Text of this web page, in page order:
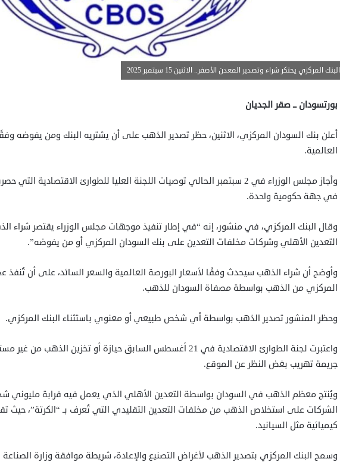
البنك المركزي يحتكر شراء وتصدير المعدن الأصفر.. الاثنين 15 سبتمبر 2025
بورتسودان ــ صقر الجديان
أعلن بنك السودان المركزي، الاثنين، حظر تصدير الذهب على أن يشتريه البنك ومن يفوضه
العالمية.
وأجاز مجلس الوزراء في 2 سبتمبر الحالي توصيات اللجنة العليا للطوارئ
في جهة حكومية واحدة.
وقال البنك المركزي، في منشور، إنه “في إطار تنفيذ موجهات مجلس الوزراء يقتصر شراء
التعدين الأهلي وشركات مخلفات التعدين على بنك السودان المركزي أو من يفوضه”.
وأوضح أن شراء الذهب سيحدث وفقًا لأسعار البورصة العالمية والسعر السائد، على أن تُنفذ
المركزي من الذهب بواسطة مصفاة السودان للذهب.
وحظر المنشور تصدير الذهب بواسطة أي شخص طبيعي أو معنوي باستثناء البنك المركزي.
واعتبرت لجنة الطوارئ الاقتصادية في 21 أغسطس السابق حيازة أو تخزين
جريمة تهريب بغض النظر عن الموقع.
ويُنتج معظم الذهب في السودان بواسطة التعدين الأهلي الذي يعمل فيه قرابة
الشركات على استخلاص الذهب من مخلفات التعدين التقليدي التي تُعرف بـ “الكرتة”، حيث
كيميائية مثل السيانيد.
وسمح البنك المركزي بتصدير الذهب لأغراض التصنيع والإعادة، شريطة موافقة وزارة الصناعة